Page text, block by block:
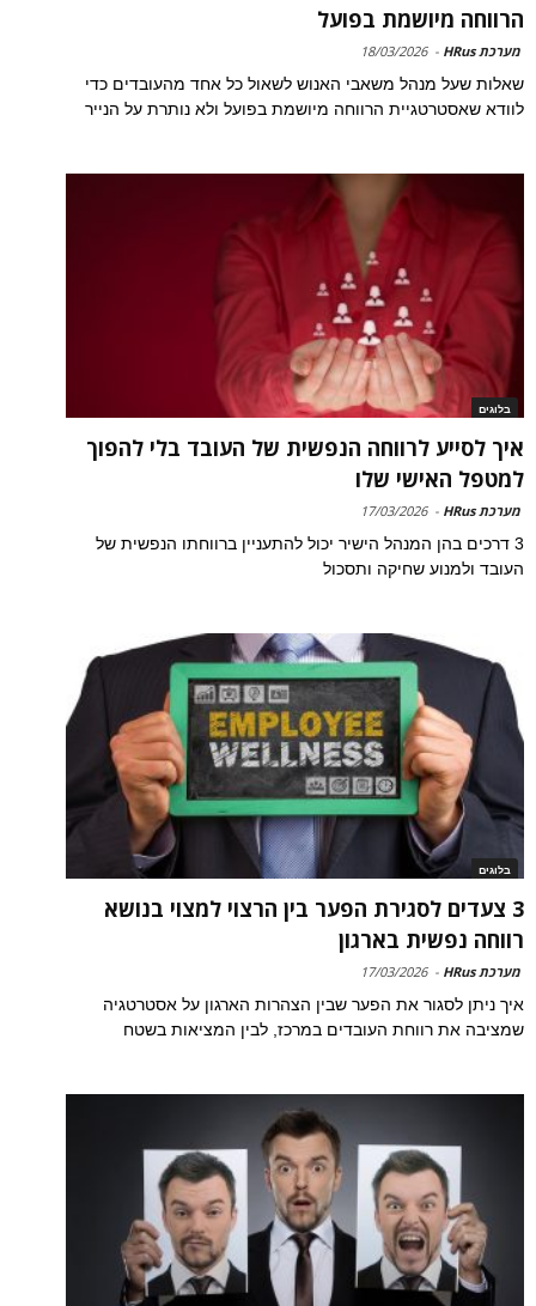
הרווחה מיושמת בפועל
מערכת HRus -
18/03/2026
שאלות שעל מנהל משאבי האנוש לשאול כל אחד מהעובדים כדי
לוודא שאסטרטגיית הרווחה מיושמת בפועל ולא נותרת על הנייר
בלוגים
איך לסייע לרווחה הנפשית של העובד בלי להפוך
למטפל האישי שלו
מערכת HRus -
17/03/2026
3 דרכים בהן המנהל הישיר יכול להתעניין ברווחתו הנפשית של
העובד ולמנוע שחיקה ותסכול
בלוגים
3 צעדים לסגירת הפער בין הרצוי למצוי בנושא
רווחה נפשית בארגון
מערכת HRus -
17/03/2026
איך ניתן לסגור את הפער שבין הצהרות הארגון על אסטרטגיה
שמציבה את רווחת העובדים במרכז, לבין המציאות בשטח